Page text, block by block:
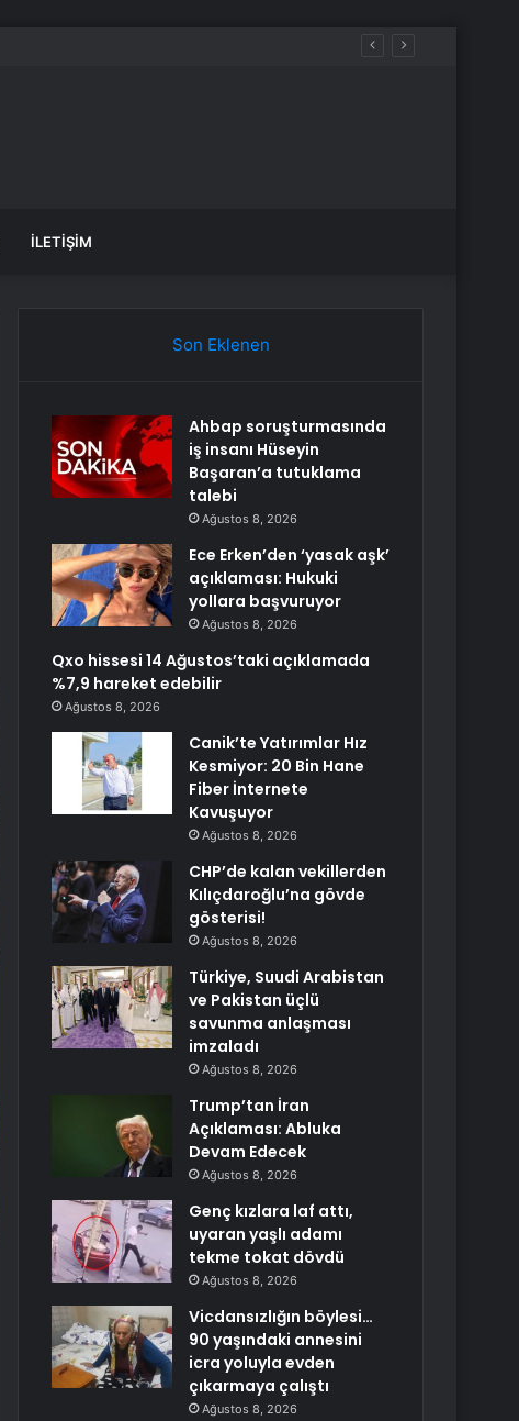
İLETIŞIM
Son Eklenen
Ahbap soruşturmasında
iş insanı Hüseyin
Başaran’a tutuklama
talebi
Ağustos 8, 2026
Ece Erken’den ‘yasak aşk’
açıklaması: Hukuki
yollara başvuruyor
Ağustos 8, 2026
Qxo hissesi 14 Ağustos’taki açıklamada
%7,9 hareket edebilir
Ağustos 8, 2026
Canik’te Yatırımlar Hız
Kesmiyor: 20 Bin Hane
Fiber İnternete
Kavuşuyor
Ağustos 8, 2026
CHP’de kalan vekillerden
Kılıçdaroğlu’na gövde
gösterisi!
Ağustos 8, 2026
Türkiye, Suudi Arabistan
ve Pakistan üçlü
savunma anlaşması
imzaladı
Ağustos 8, 2026
Trump’tan İran
Açıklaması: Abluka
Devam Edecek
Ağustos 8, 2026
Genç kızlara laf attı,
uyaran yaşlı adamı
tekme tokat dövdü
Ağustos 8, 2026
Vicdansızlığın böylesi…
90 yaşındaki annesini
icra yoluyla evden
çıkarmaya çalıştı
Ağustos 8, 2026